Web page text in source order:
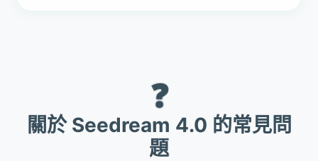
❓
關於 Seedream 4.0 的常見問
題